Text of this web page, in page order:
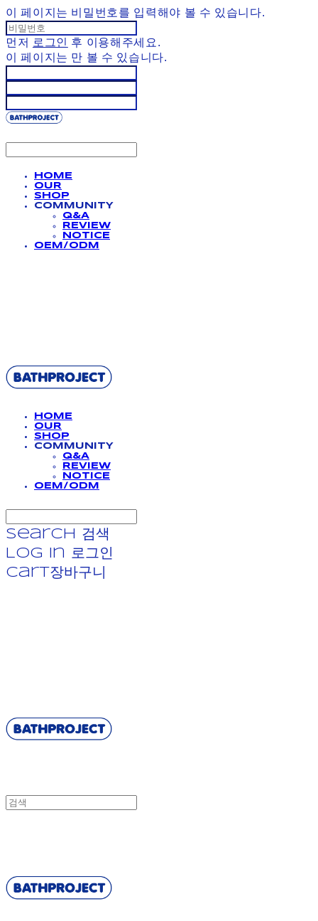
이 페이지는 비밀번호를 입력해야 볼 수 있습니다.
먼저 로그인 후 이용해주세요.
이 페이지는 만 볼 수 있습니다.
HOME
OUR
SHOP
COMMUNITY
Q&A
REVIEW
NOTICE
OEM/ODM
HOME
OUR
SHOP
COMMUNITY
Q&A
REVIEW
NOTICE
OEM/ODM
Search
검색
Log In
로그인
Cart장바구니